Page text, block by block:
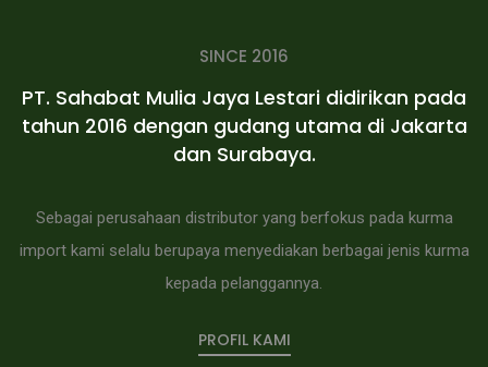
SINCE 2016
PT. Sahabat Mulia Jaya Lestari didirikan pada
tahun 2016 dengan gudang utama di Jakarta
dan Surabaya.
Sebagai perusahaan distributor yang berfokus pada kurma
import kami selalu berupaya menyediakan berbagai jenis kurma
kepada pelanggannya.
PROFIL KAMI